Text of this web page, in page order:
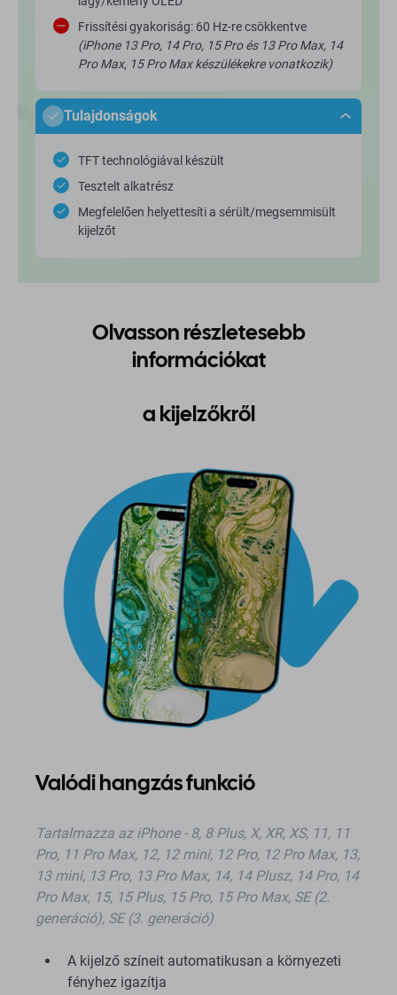
Frissítési gyakoriság: 60 Hz-re csökkentve
(iPhone 13 Pro, 14 Pro, 15 Pro és 13 Pro Max, 14
Pro Max, 15 Pro Max készülékekre vonatkozik)
Tulajdonságok
TFT technológiával készült
Tesztelt alkatrész
Megfelelően helyettesíti a sérült/megsemmisült
kijelzőt
Olvasson részletesebb
információkat
a kijelzőkről
Valódi hangzás funkció
Tartalmazza az iPhone - 8, 8 Plus, X, XR, XS, 11, 11
Pro, 11 Pro Max, 12, 12 mini, 12 Pro, 12 Pro Max, 13,
13 mini, 13 Pro, 13 Pro Max, 14, 14 Plusz, 14 Pro, 14
Pro Max, 15, 15 Plus, 15 Pro, 15 Pro Max, SE (2.
generáció), SE (3. generáció)
A kijelző színeit automatikusan a környezeti
fényhez igazítja